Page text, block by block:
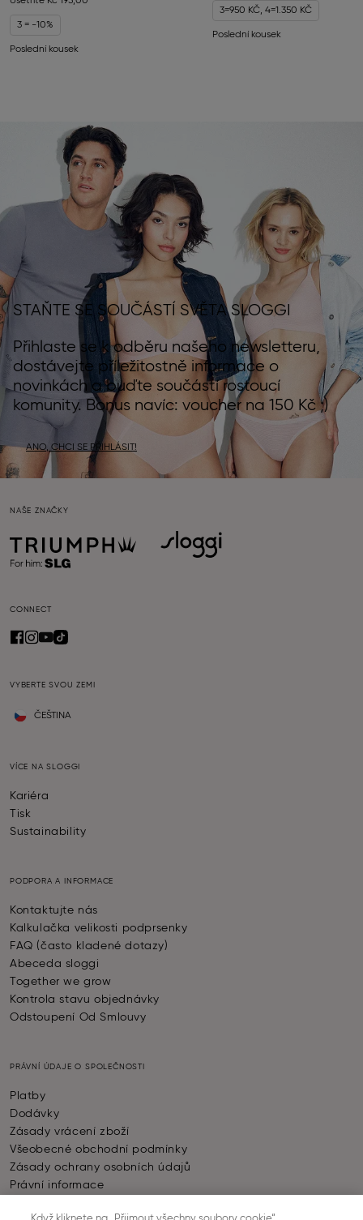
3 = -10%
Poslední kousek
3=950 KČ, 4=1.350 KČ
Poslední kousek
STAŇTE SE SOUČÁSTÍ SVĚTA SLOGGI
Přihlaste se k odběru našeho newsletteru,
dostávejte příležitostně informace o
novinkách a buďte součástí rostoucí
komunity. Bonus navíc: voucher na 150 Kč ;)
ANO, CHCI SE PŘIHLÁSIT!
NAŠE ZNAČKY
CONNECT
VYBERTE SVOU ZEMI
ČEŠTINA
VÍCE NA SLOGGI
Kariéra
Tisk
Sustainability
PODPORA A INFORMACE
Kontaktujte nás
Kalkulačka velikosti podprsenky
FAQ (často kladené dotazy)
Abeceda sloggi
Together we grow
Kontrola stavu objednávky
Odstoupení Od Smlouvy
PRÁVNÍ ÚDAJE O SPOLEČNOSTI
Platby
Dodávky
Zásady vrácení zboží
Všeobecné obchodní podmínky
Zásady ochrany osobních údajů
Právní informace